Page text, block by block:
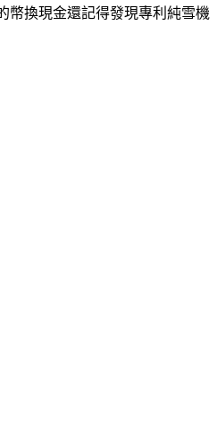
幣換現金還記得發現專利純雪機